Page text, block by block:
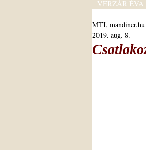
MTI, mandiner.hu
2019. aug. 8.
VERZÁR ÉVA